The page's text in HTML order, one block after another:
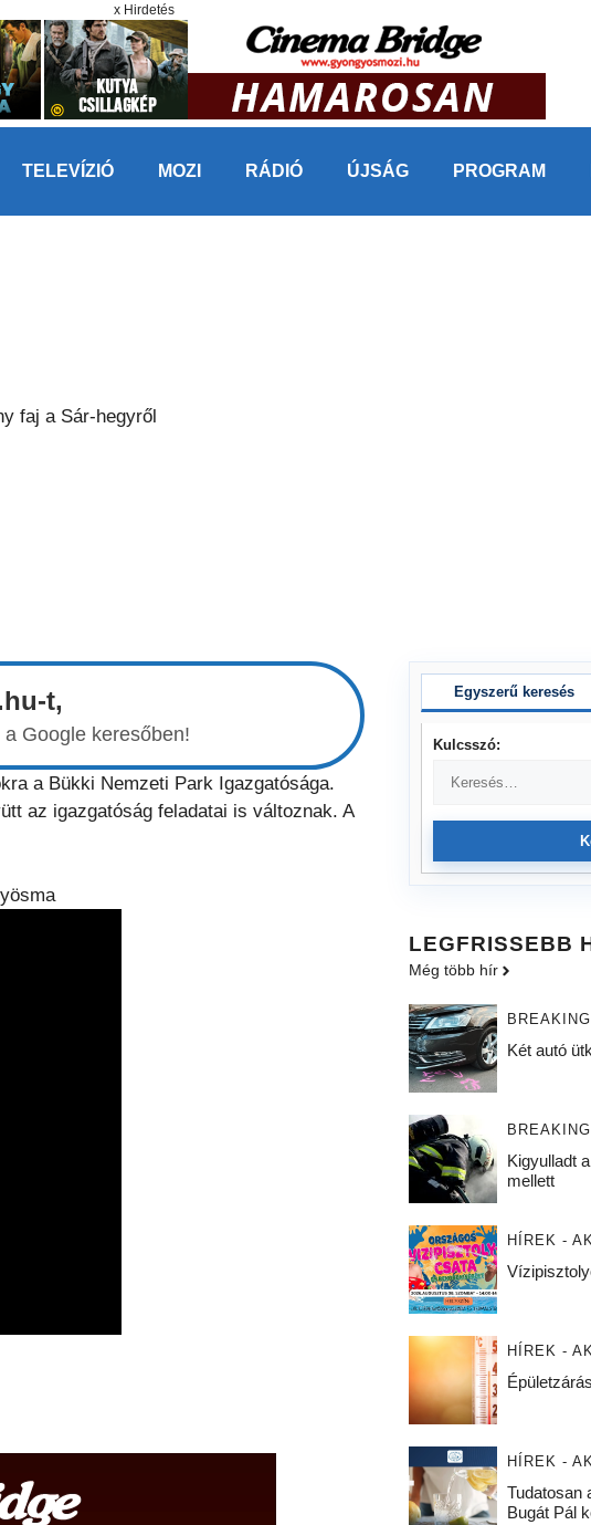
x Hirdetés
TELEVÍZIÓ MOZI RÁDIÓ ÚJSÁG PROGRAM
t,
Google keresőben!
a Bükki Nemzeti Park Igazgatósága.
az igazgatóság feladatai is változnak. A
Egyszerű keresés
Kulcsszó:
LEGFRISSEBB
Még több hír
BREAKING
Két autó
BREAKING
Kigyulladt
mellett
HÍREK -
HÍREK -
HÍREK -
Tudatosan
Bugát Pál